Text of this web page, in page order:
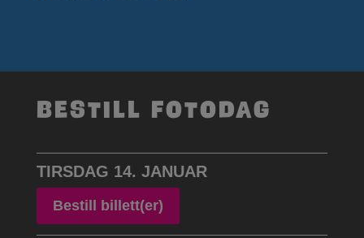
Bestill fotodag
TIRSDAG 14. JANUAR
Bestill billett(er)